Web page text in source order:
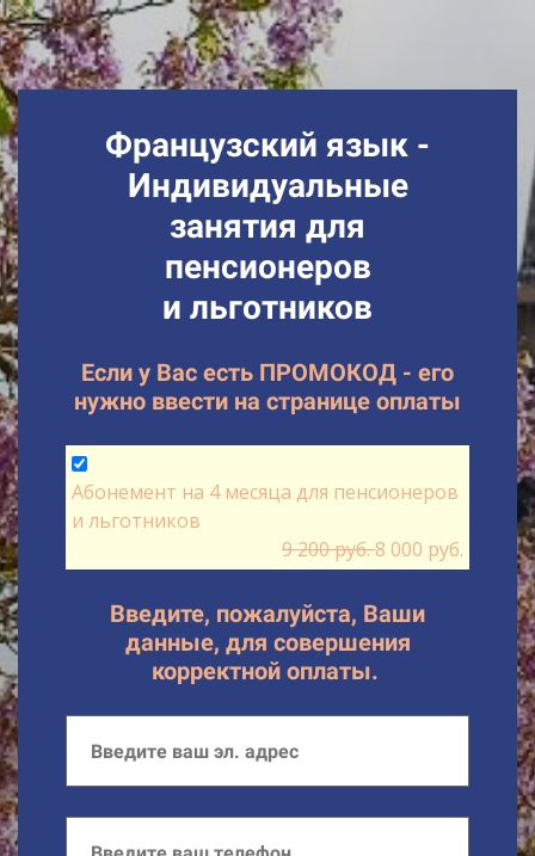
Французский язык -
Индивидуальные
занятия для
пенсионеров
и льготников
Если у Вас есть ПРОМОКОД - его
нужно ввести на странице оплаты
Абонемент на 4 месяца для пенсионеров
и льготников
9 200 руб.8 000 руб.
Введите, пожалуйста, Ваши
данные, для совершения
корректной оплаты.